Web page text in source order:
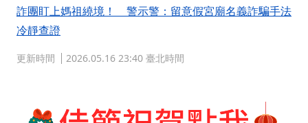
詐團盯上媽祖繞境！ 警示警：留意假宮廟名義詐騙手法
冷靜查證
更新時間 2026.05.16 23:40 臺北時間